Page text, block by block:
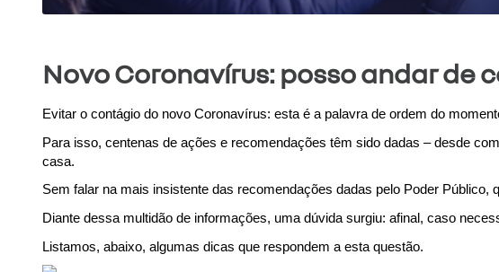
Novo Coronavírus: posso andar de
Evitar o contágio do novo Coronavírus: esta é a palavra de ordem do
Para isso, centenas de ações e recomendações têm sido dadas – desde
casa.
Sem falar na mais insistente das recomendações dadas pelo Poder
Diante dessa multidão de informações, uma dúvida surgiu: afinal, caso
Listamos, abaixo, algumas dicas que respondem a esta questão.